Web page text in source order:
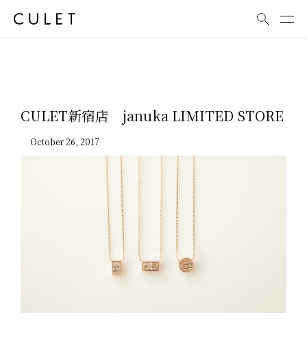
News
CULET新宿店 januka LIMITED STORE
October 26, 2017